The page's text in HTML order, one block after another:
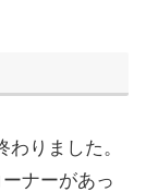
りました。
ナーがあっ